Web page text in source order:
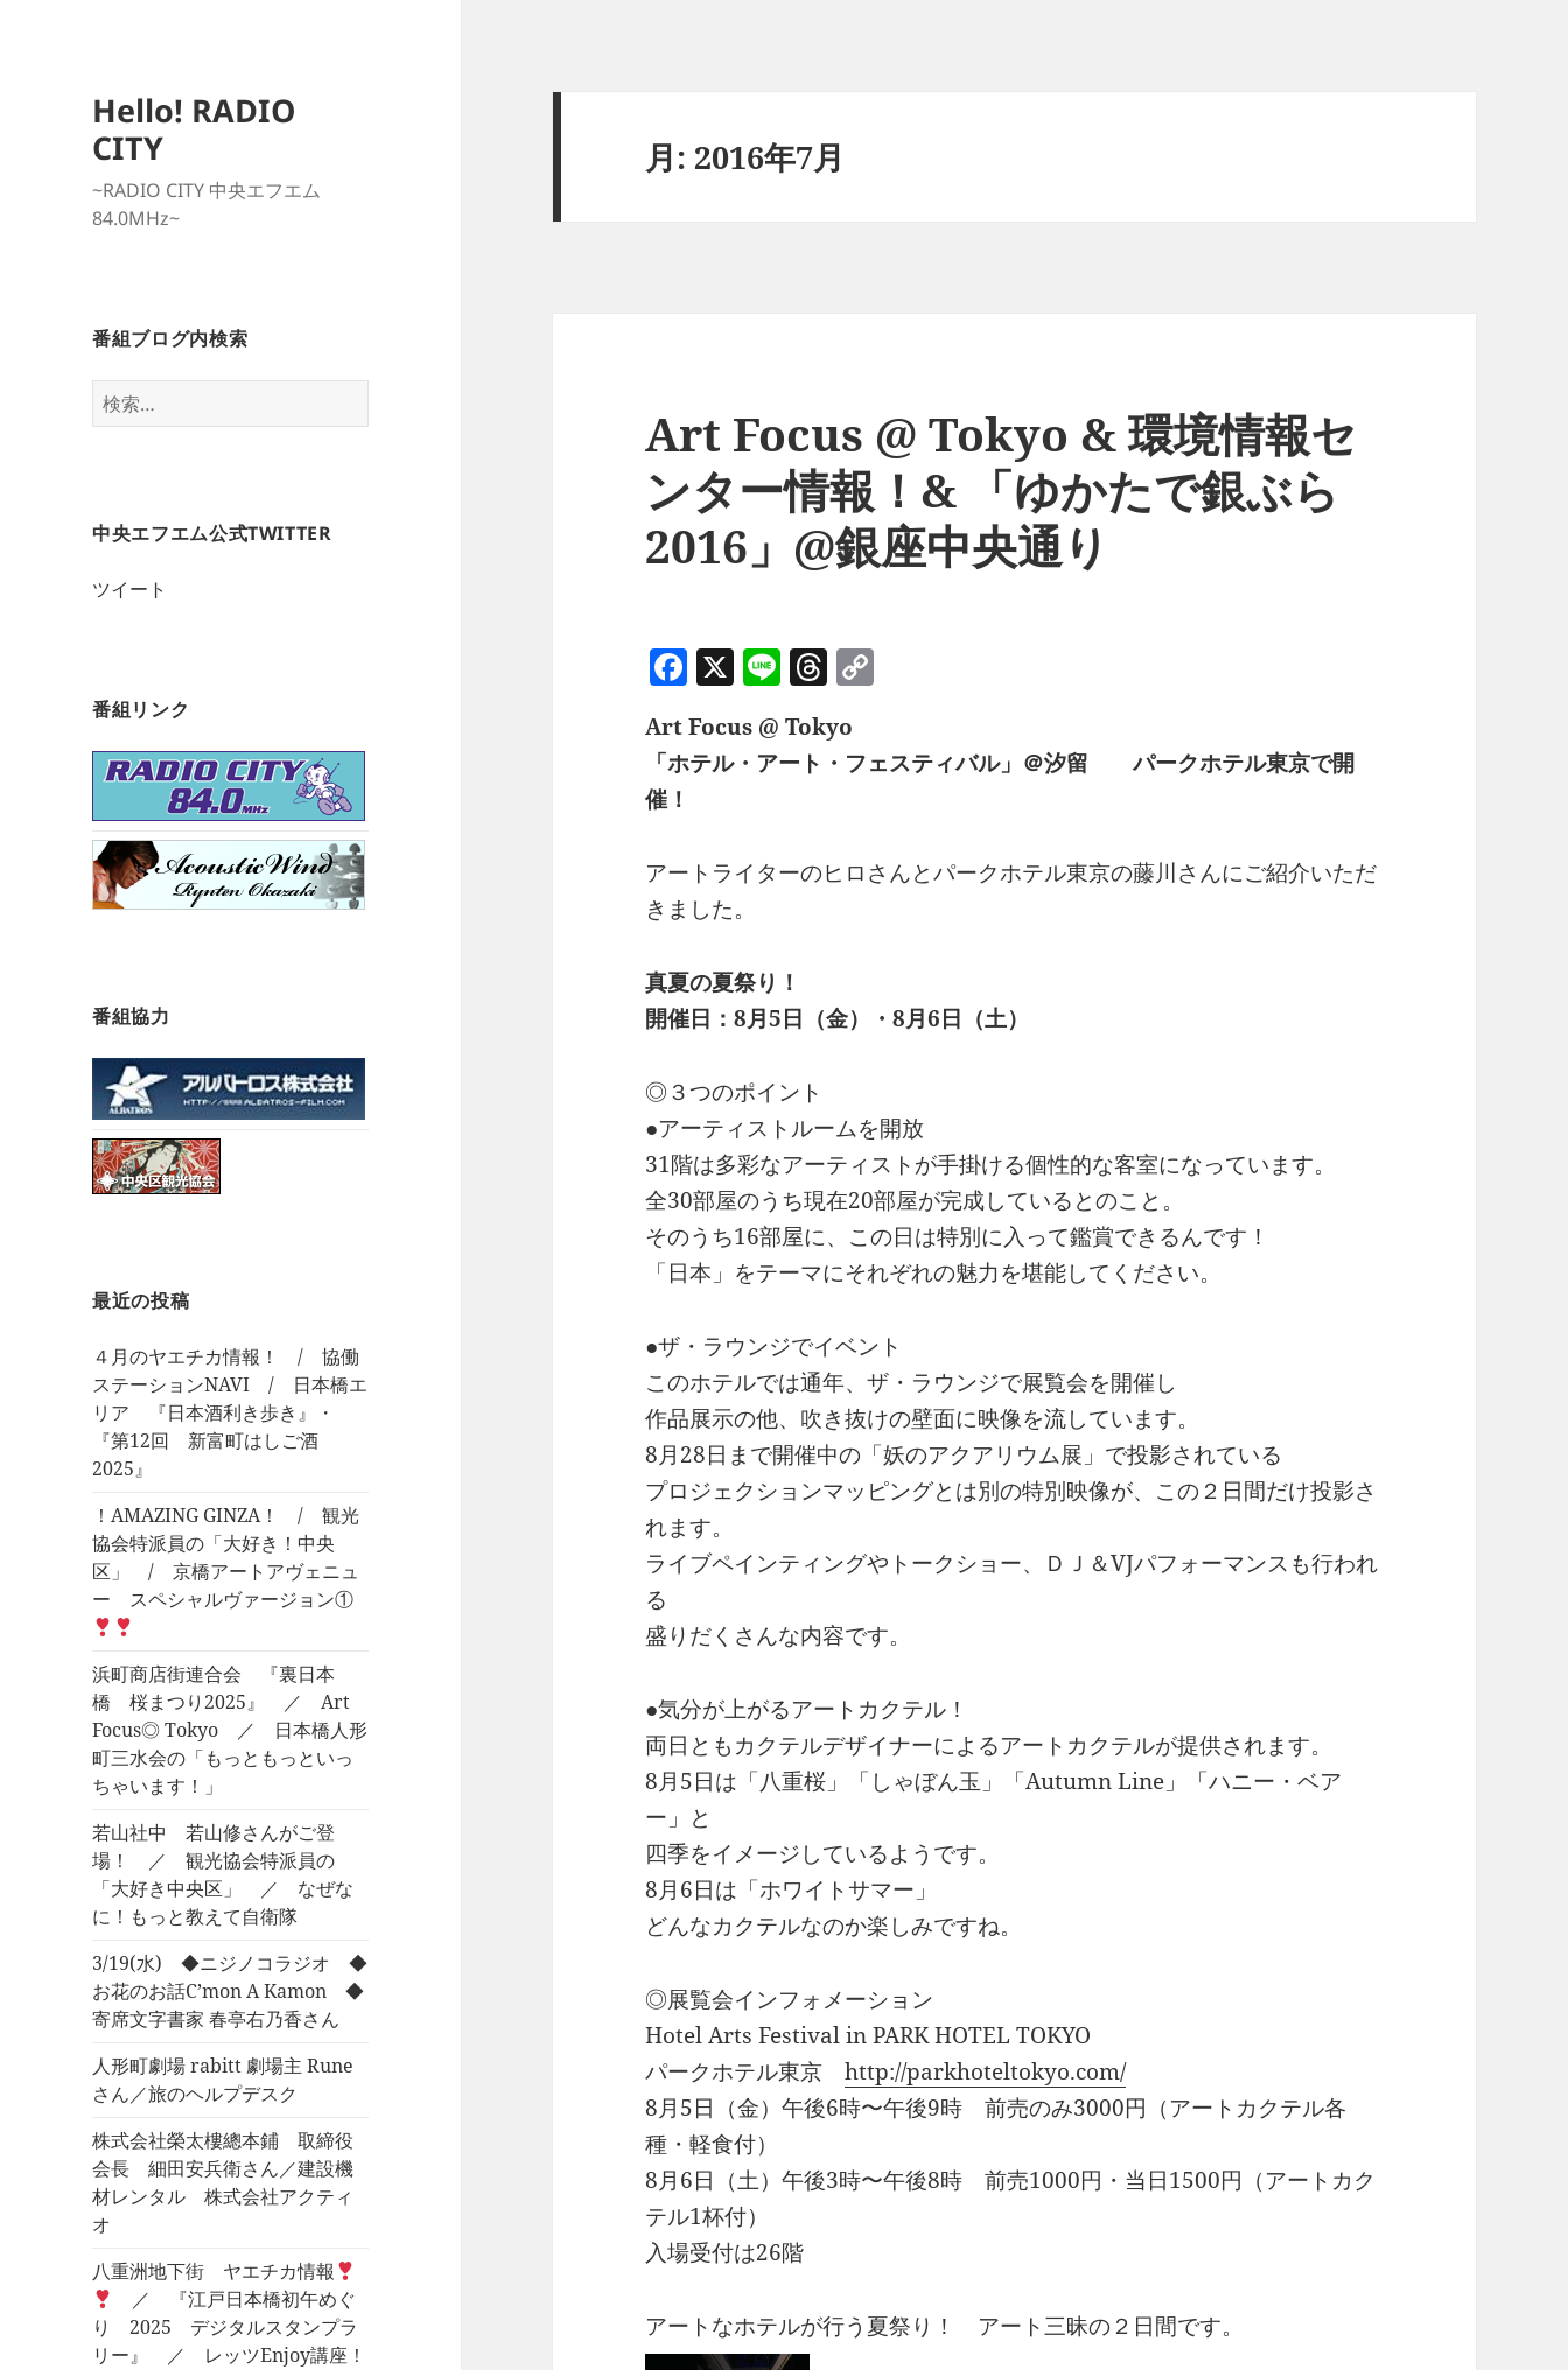
Hello! RADIO
CITY
~RADIO CITY 中央エフエム
84.0MHz~
番組ブログ内検索
検
索:
中央エフエム公式TWITTER
ツイート
番組リンク
番組協力
最近の投稿
４月のヤエチカ情報！ / 協働
ステーションNAVI / 日本橋エ
リア 『日本酒利き歩き』・
『第12回 新富町はしご酒
2025』
！AMAZING GINZA！ / 観光
協会特派員の「大好き！中央
区」 / 京橋アートアヴェニュ
ー スペシャルヴァージョン①
浜町商店街連合会 『裏日本
橋 桜まつり2025』 ／ Art
Focus◎ Tokyo ／ 日本橋人形
町三水会の「もっともっといっ
ちゃいます！」
若山社中 若山修さんがご登
場！ ／ 観光協会特派員の
「大好き中央区」 ／ なぜな
に！もっと教えて自衛隊
3/19(水) ◆ニジノコラジオ ◆
お花のお話C’mon A Kamon ◆
寄席文字書家 春亭右乃香さん
人形町劇場 rabitt 劇場主 Rune
さん／旅のヘルプデスク
株式会社榮太樓總本鋪 取締役
会長 細田安兵衛さん／建設機
材レンタル 株式会社アクティ
オ
八重洲地下街 ヤエチカ情報
／ 『江戸日本橋初午めぐ
り 2025 デジタルスタンプラ
リー』 ／ レッツEnjoy講座！
月: 2016年7月
Art Focus @ Tokyo & 環境情報セ
ンター情報！& 「ゆかたで銀ぶら
2016」@銀座中央通り
F
c
e
o
o
k
X Li
e
T
re
a
s
y
n
k
Art Focus @ Tokyo
「ホテル・アート・フェスティバル」＠汐留 パークホテル東京で開
催！
アートライターのヒロさんとパークホテル東京の藤川さんにご紹介いただ
きました。
真夏の夏祭り！
開催日：8月5日（金）・8月6日（土）
◎３つのポイント
●アーティストルームを開放
31階は多彩なアーティストが手掛ける個性的な客室になっています。
全30部屋のうち現在20部屋が完成しているとのこと。
そのうち16部屋に、この日は特別に入って鑑賞できるんです！
「日本」をテーマにそれぞれの魅力を堪能してください。
●ザ・ラウンジでイベント
このホテルでは通年、ザ・ラウンジで展覧会を開催し
作品展示の他、吹き抜けの壁面に映像を流しています。
8月28日まで開催中の「妖のアクアリウム展」で投影されている
プロジェクションマッピングとは別の特別映像が、この２日間だけ投影さ
れます。
ライブペインティングやトークショー、ＤＪ＆VJパフォーマンスも行われ
る
盛りだくさんな内容です。
●気分が上がるアートカクテル！
両日ともカクテルデザイナーによるアートカクテルが提供されます。
8月5日は「八重桜」「しゃぼん玉」「Autumn Line」「ハニー・ベア
ー」と
四季をイメージしているようです。
8月6日は「ホワイトサマー」
どんなカクテルなのか楽しみですね。
◎展覧会インフォメーション
Hotel Arts Festival in PARK HOTEL TOKYO
パークホテル東京http://parkhoteltokyo.com/
8月5日（金）午後6時〜午後9時 前売のみ3000円（アートカクテル各
種・軽食付）
8月6日（土）午後3時〜午後8時 前売1000円・当日1500円（アートカク
テル1杯付）
入場受付は26階
アートなホテルが行う夏祭り！ アート三昧の２日間です。